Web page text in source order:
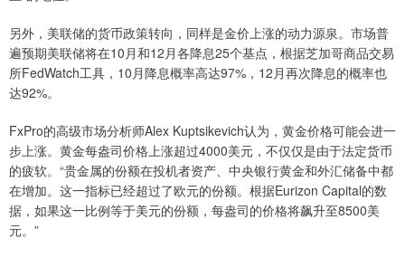
另外，美联储的货币政策转向，同样是金价上涨的动力源泉。市场普
遍预期美联储将在10月和12月各降息25个基点，根据芝加哥商品交易
所FedWatch工具，10月降息概率高达97%，12月再次降息的概率也
达92%。
FxPro的高级市场分析师Alex Kuptsikevich认为，黄金价格可能会进一
步上涨。黄金每盎司价格上涨超过4000美元，不仅仅是由于法定货币
的疲软。“贵金属的份额在投机者资产、中央银行黄金和外汇储备中都
在增加。这一指标已经超过了欧元的份额。根据Eurizon Capital的数
据，如果这一比例等于美元的份额，每盎司的价格将飙升至8500美
元。”